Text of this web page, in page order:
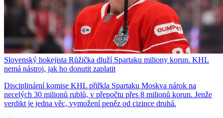
Slovenský hokejista Růžička dluží Spartaku miliony korun. KHL
nemá nástroj, jak ho donutit zaplatit
Disciplinární komise KHL přiřkla Spartaku Moskva nárok na
necelých 30 milionů rublů, v přepočtu přes 8 milionů korun. Jenže
verdikt je jedna věc, vymožení peněz od cizince druhá.